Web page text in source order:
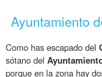
Ayuntamiento
Como has escapado del
sótano del
porque en la zona hay